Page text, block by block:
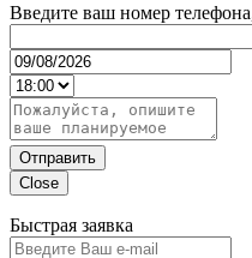
Введите ваш номер
Отправить
Close
Быстрая заявка